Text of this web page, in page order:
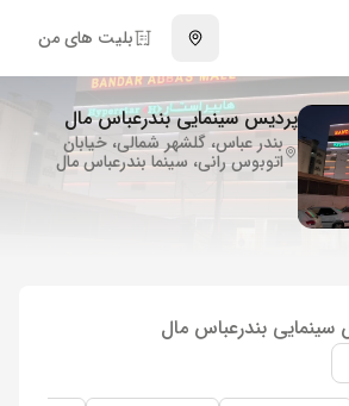
بلیت های من
پردیس سینمایی بندرعباس مال
بندر عباس، گلشهر شمالی، خیابان
اتوبوس رانی، سینما بندرعباس مال
سینمایی بندرعباس مال